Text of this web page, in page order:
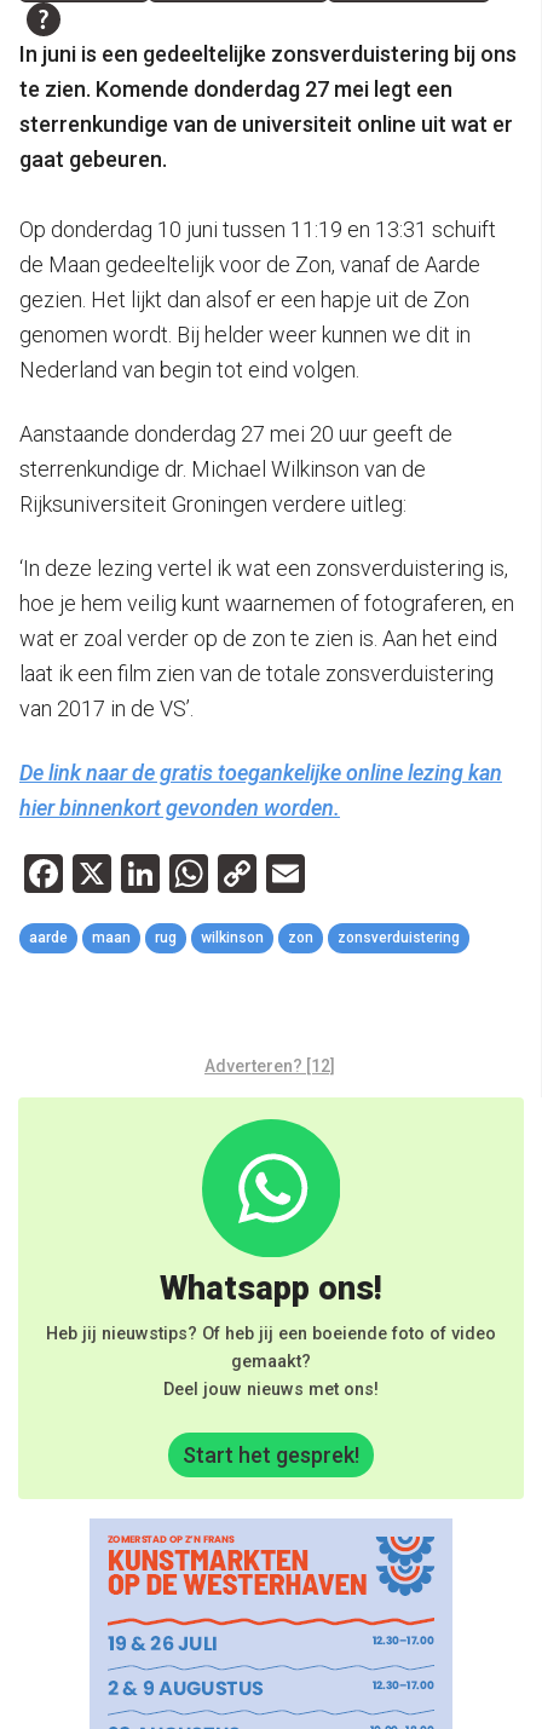
In juni is een gedeeltelijke zonsverduistering bij ons
te zien. Komende donderdag 27 mei legt een
sterrenkundige van de universiteit online uit wat er
gaat gebeuren.
Op donderdag 10 juni tussen 11:19 en 13:31 schuift
de Maan gedeeltelijk voor de Zon, vanaf de Aarde
gezien. Het lijkt dan alsof er een hapje uit de Zon
genomen wordt. Bij helder weer kunnen we dit in
Nederland van begin tot eind volgen.
Aanstaande donderdag 27 mei 20 uur geeft de
sterrenkundige dr. Michael Wilkinson van de
Rijksuniversiteit Groningen verdere uitleg:
‘In deze lezing vertel ik wat een zonsverduistering is,
hoe je hem veilig kunt waarnemen of fotograferen, en
wat er zoal verder op de zon te zien is. Aan het eind
laat ik een film zien van de totale zonsverduistering
van 2017 in de VS’.
De link naar de gratis toegankelijke online lezing kan
hier binnenkort gevonden worden.
Facebook
X LinkedIn
WhatsApp
Copy
Link
aarde maan rug wilkinson zon zonsverduistering
Adverteren? [12]
Whatsapp ons!
Heb jij nieuwstips? Of heb jij een boeiende foto of video
gemaakt?
Deel jouw nieuws met ons!
Start het gesprek!